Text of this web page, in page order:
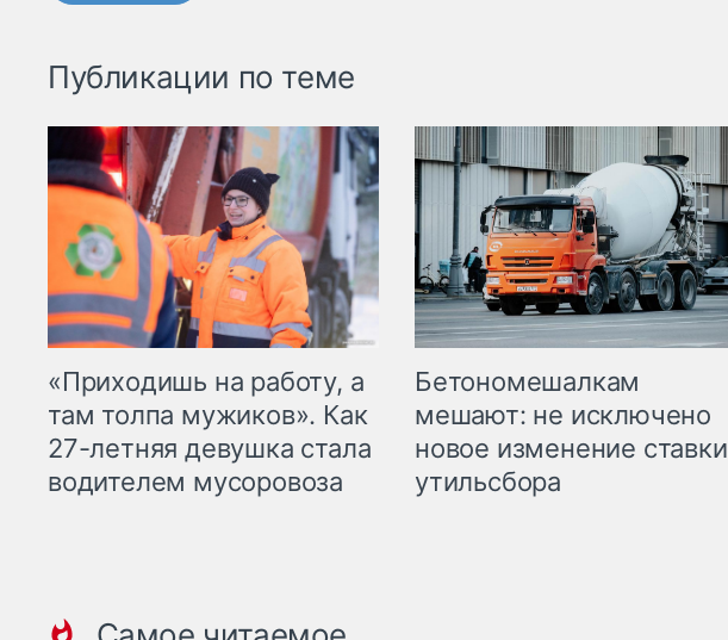
Публикации по теме
«Приходишь на работу, а
там толпа мужиков». Как
27-летняя девушка стала
водителем мусоровоза
Бетономешалкам
мешают: не исключено
новое изменение ставки
утильсбора